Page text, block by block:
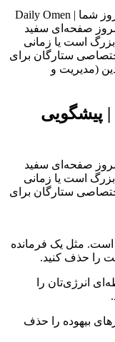
فال روز دوشنبه ۱۷ آذر ۱۴۰۴ | پیشگویی امروز شما | Daily Omen
صفحه‌ای سفید
است یا زمانی
ستارگان برای
(مدیریت و
فال روز دوشنبه ۱۷ آذر ۱۴۰۴ | پیشگویی
صفحه‌ای سفید
است یا زمانی
ستارگان برای
است. مثل یک فرمانده
را حذف کنید.
انرژی‌تان را
بیهوده را حذف